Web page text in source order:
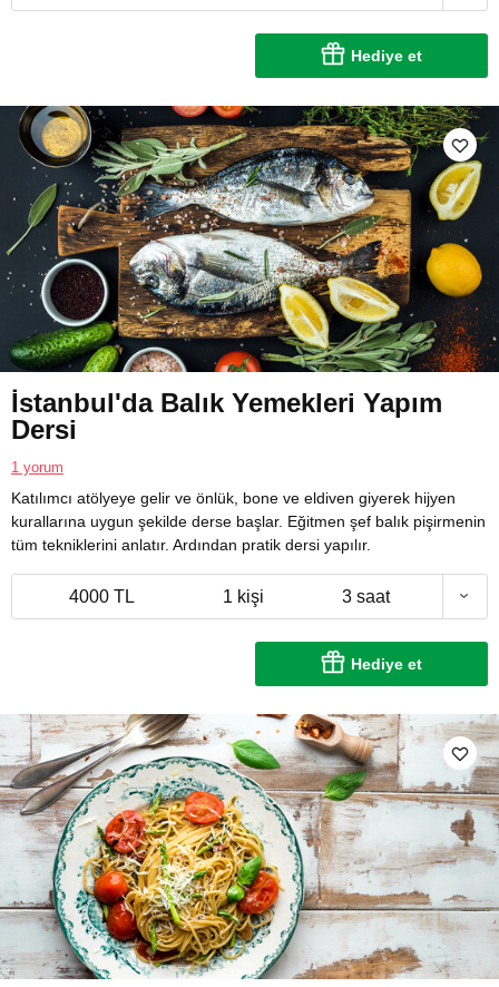
Hediye et
İstanbul'da Balık Yemekleri Yapım
Dersi
1 yorum
Katılımcı atölyeye gelir ve önlük, bone ve eldiven giyerek hijyen
kurallarına uygun şekilde derse başlar. Eğitmen şef balık pişirmenin
tüm tekniklerini anlatır. Ardından pratik dersi yapılır.
4000 TL 1 kişi 3 saat
Hediye et